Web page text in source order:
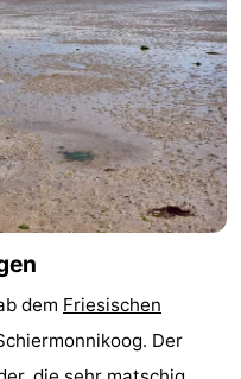
dem Friesischen
Der